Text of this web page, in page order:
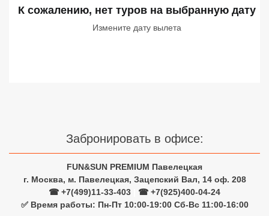
К сожалению, нет туров на выбранную дату
Измените дату вылета
Забронировать в офисе:
FUN&SUN PREMIUM Павелецкая
г. Москва, м. Павелецкая, Зацепский Вал, 14 оф. 208
☎ +7(499)11-33-403
☎ +7(925)400-04-24
✅ Время работы: Пн-Пт 10:00-19:00 Сб-Вс 11:00-16:00
Недорогие отели 3*
Сетевые отели Шри Ланки
Сетевые отели Вьетнама